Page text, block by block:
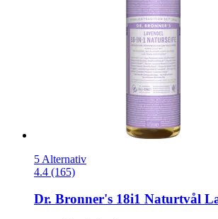
5 Alternativ
4.4 (165)
Dr. Bronner's 18i1 Naturtvål